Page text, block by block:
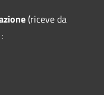
(riceve da